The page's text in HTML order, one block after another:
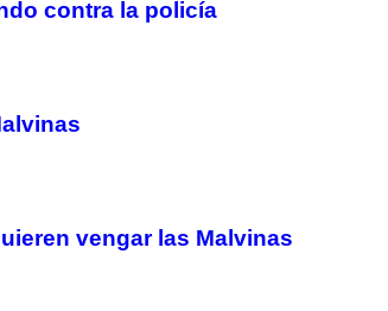
contra la policía
vengar las Malvinas